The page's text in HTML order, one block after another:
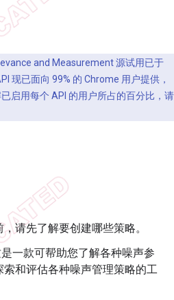
and Measurement 源试用已于
现已面向 99% 的 Chrome 用户提供，
启用每个 API 的用户所占的百分比，请
请先了解要创建哪些策略。
一款可帮助您了解各种噪声参
和评估各种噪声管理策略的工